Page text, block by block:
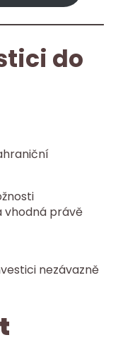
do
vhodná právě
nezávazně